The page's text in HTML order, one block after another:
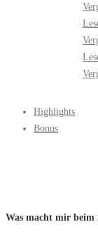
Highlights
Bonus
Was macht mir beim